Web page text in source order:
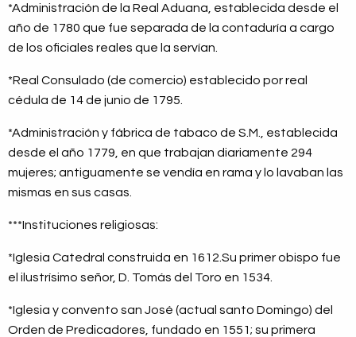
*Administración de la Real Aduana, establecida desde el
año de 1780 que fue separada de la contaduría a cargo
de los oficiales reales que la servían.
*Real Consulado (de comercio) establecido por real
cédula de 14 de junio de 1795.
*Administración y fábrica de tabaco de S.M., establecida
desde el año 1779, en que trabajan diariamente 294
mujeres; antiguamente se vendía en rama y lo lavaban las
mismas en sus casas.
***Instituciones religiosas:
*Iglesia Catedral construida en 1612.Su primer obispo fue
el ilustrísimo señor, D. Tomás del Toro en 1534.
*Iglesia y convento san José (actual santo Domingo) del
Orden de Predicadores, fundado en 1551; su primera